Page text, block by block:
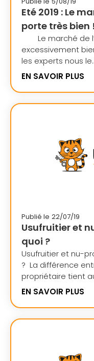
Eté 2019 : Le
porte très bien !
Le marché de
excessivement
les experts nous
EN SAVOIR PLUS
Publié le 22/07/19
Usufruitier et
quoi ?
Usufruitier et nu-
? La différence
propriétaire tient
EN SAVOIR PLUS